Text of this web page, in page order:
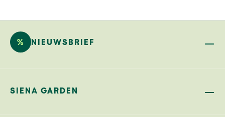
% NIEUWSBRIEF
SIENA GARDEN